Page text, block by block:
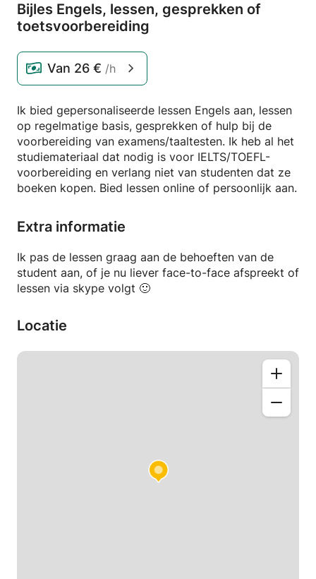
Bijles Engels, lessen, gesprekken of
toetsvoorbereiding
Van 26 € /h
Ik bied gepersonaliseerde lessen Engels aan, lessen
op regelmatige basis, gesprekken of hulp bij de
voorbereiding van examens/taaltesten. Ik heb al het
studiemateriaal dat nodig is voor IELTS/TOEFL-
voorbereiding en verlang niet van studenten dat ze
boeken kopen. Bied lessen online of persoonlijk aan.
Extra informatie
Ik pas de lessen graag aan de behoeften van de
student aan, of je nu liever face-to-face afspreekt of
lessen via skype volgt 🙂
Locatie